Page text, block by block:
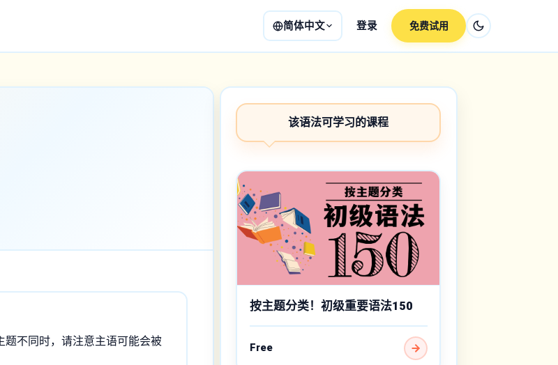
简体中文 登录 免费试用
不同时，请注意主语可能会被
该语法可学习的课程
按主题分类！初级重要语法150
Free